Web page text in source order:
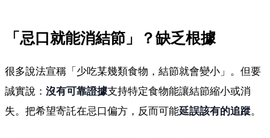
「忌口就能消結節」？缺乏根據
很多說法宣稱「少吃某幾類食物，結節就會變小」。但要
誠實說： 沒有可靠證據支持特定食物能讓結節縮小或消
失。把希望寄託在忌口偏方，反而可能延誤該有的追蹤。